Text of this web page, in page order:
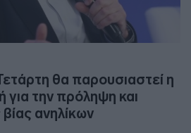
θα παρουσιαστεί η
για την πρόληψη και
ανηλίκων